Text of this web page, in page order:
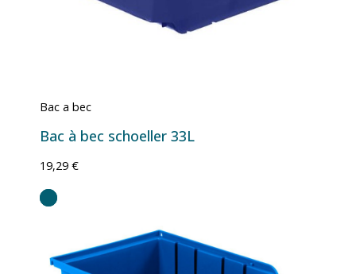
Bac a bec
Bac à bec schoeller 33L
19,29 €